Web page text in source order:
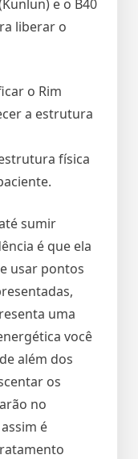
e o B40
liberar o
o Rim
a estrutura
física
sumir
é que ela
usar pontos
uma
você
além dos
os
no
é